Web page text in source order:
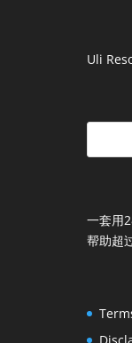
Uli
一套用
帮助超